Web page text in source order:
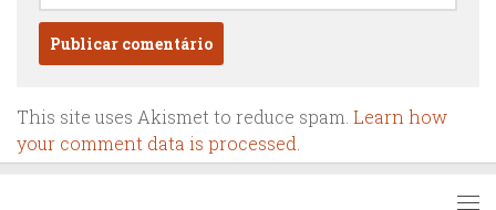
This site uses Akismet to reduce spam. Learn how
your comment data is processed.